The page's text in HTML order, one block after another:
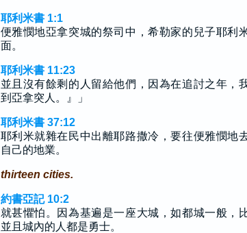
耶利米書 1:1
便雅憫地亞拿突城的祭司中，希勒家的兒子耶利
面。
耶利米書 11:23
並且沒有餘剩的人留給他們，因為在追討之年，
到亞拿突人。』」
耶利米書 37:12
耶利米就雜在民中出離耶路撒冷，要往便雅憫地
自己的地業。
thirteen cities.
約書亞記 10:2
就甚懼怕。因為基遍是一座大城，如都城一般，
並且城內的人都是勇士。